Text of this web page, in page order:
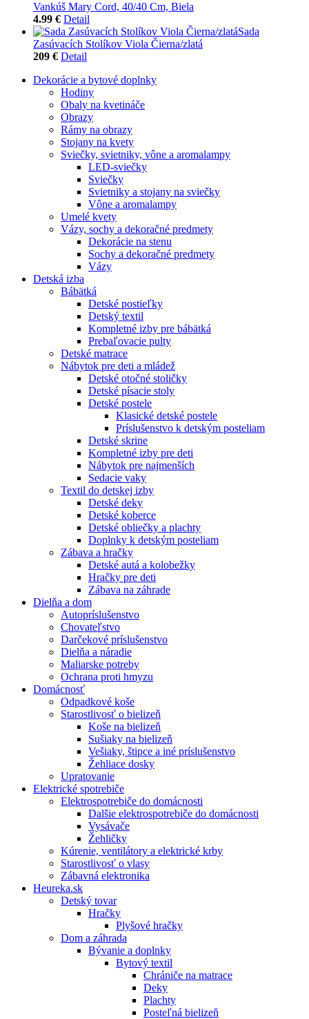
Vankúš Mary Cord, 40/40 Cm, Biela
4.99 € Detail
Sada
Zasúvacích Stolíkov Viola Čierna/zlatá
209 € Detail
Dekorácie a bytové doplnky
Hodiny
Obaly na kvetináče
Obrazy
Rámy na obrazy
Stojany na kvety
Sviečky, svietniky, vône a aromalampy
LED-sviečky
Sviečky
Svietniky a stojany na sviečky
Vône a aromalampy
Umelé kvety
Vázy, sochy a dekoračné predmety
Dekorácie na stenu
Sochy a dekoračné predmety
Vázy
Detská izba
Bábätká
Detské postieľky
Detský textil
Kompletné izby pre bábätká
Prebaľovacie pulty
Detské matrace
Nábytok pre deti a mládež
Detské otočné stoličky
Detské písacie stoly
Detské postele
Klasické detské postele
Príslušenstvo k detským posteliam
Detské skrine
Kompletné izby pre deti
Nábytok pre najmenších
Sedacie vaky
Textil do detskej izby
Detské deky
Detské koberce
Detské obliečky a plachty
Doplnky k detským posteliam
Zábava a hračky
Detské autá a kolobežky
Hračky pre deti
Zábava na záhrade
Dielňa a dom
Autopríslušenstvo
Chovateľstvo
Darčekové príslušenstvo
Dielňa a náradie
Maliarske potreby
Ochrana proti hmyzu
Domácnosť
Odpadkové koše
Starostlivosť o bielizeň
Koše na bielizeň
Sušiaky na bielizeň
Vešiaky, štipce a iné príslušenstvo
Žehliace dosky
Upratovanie
Elektrické spotrebiče
Elektrospotrebiče do domácnosti
Dalšie elektrospotrebiče do domácnosti
Vysávače
Žehličky
Kúrenie, ventilátory a elektrické krby
Starostlivosť o vlasy
Zábavná elektronika
Heureka.sk
Detský tovar
Hračky
Plyšové hračky
Dom a záhrada
Bývanie a doplnky
Bytový textil
Chrániče na matrace
Deky
Plachty
Posteľná bielizeň